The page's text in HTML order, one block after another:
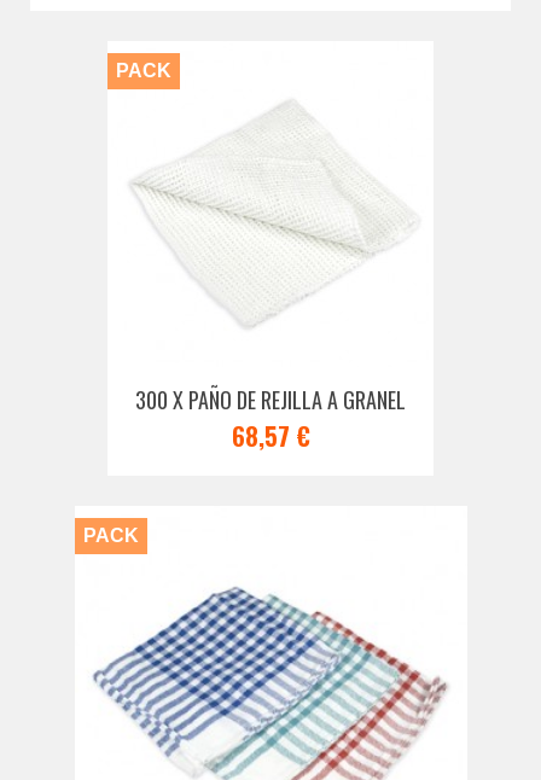
300 X PAÑO DE REJILLA A GRANEL
68,57 €
PACK
PACK